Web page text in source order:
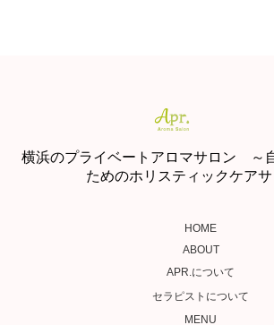
横浜のプライベートアロマサロン ～
ためのホリスティックケア
HOME
ABOUT
APR.について
セラピストについて
MENU